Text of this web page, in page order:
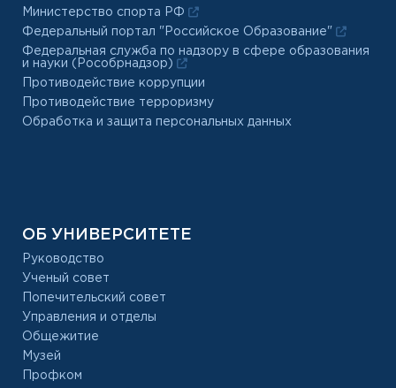
Министерство спорта РФ
Федеральный портал "Российское Образование"
Федеральная служба по надзору в сфере образования
и науки (Рособрнадзор)
Противодействие коррупции
Противодействие терроризму
Обработка и защита персональных данных
ОБ УНИВЕРСИТЕТЕ
Руководство
Ученый совет
Попечительский совет
Управления и отделы
Общежитие
Музей
Профком